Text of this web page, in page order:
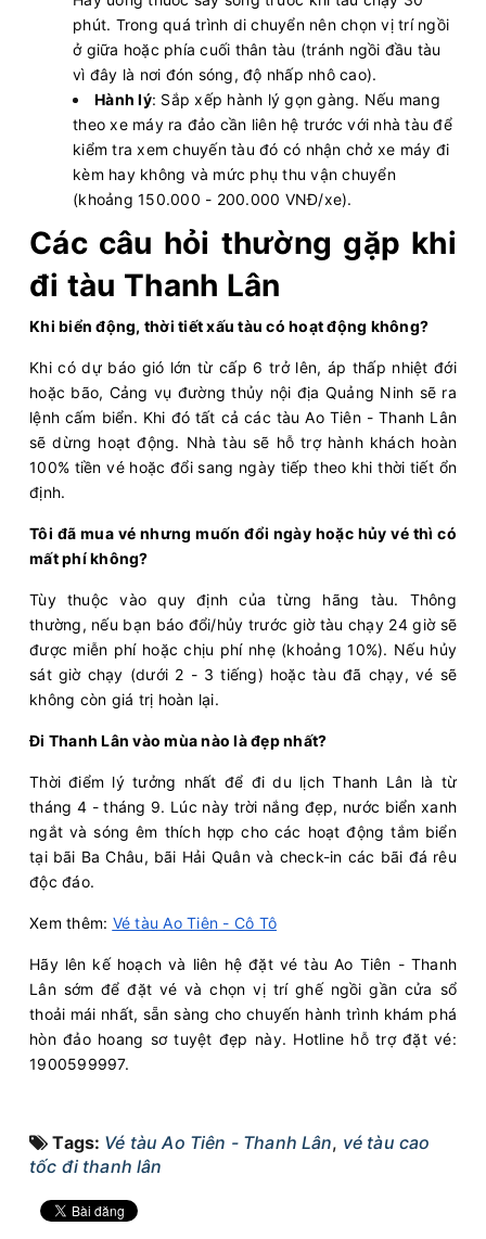
phút. Trong quá trình di chuyển nên chọn vị trí ngồi
ở giữa hoặc phía cuối thân tàu (tránh ngồi đầu tàu
vì đây là nơi đón sóng, độ nhấp nhô cao).
Hành lý: Sắp xếp hành lý gọn gàng. Nếu mang
theo xe máy ra đảo cần liên hệ trước với nhà tàu để
kiểm tra xem chuyến tàu đó có nhận chở xe máy đi
kèm hay không và mức phụ thu vận chuyển
(khoảng 150.000 - 200.000 VNĐ/xe).
Các câu hỏi thường gặp khi
đi tàu Thanh Lân
Khi biển động, thời tiết xấu tàu có hoạt động không?
Khi có dự báo gió lớn từ cấp 6 trở lên, áp thấp nhiệt đới
hoặc bão, Cảng vụ đường thủy nội địa Quảng Ninh sẽ ra
lệnh cấm biển. Khi đó tất cả các tàu Ao Tiên - Thanh Lân
sẽ dừng hoạt động. Nhà tàu sẽ hỗ trợ hành khách hoàn
100% tiền vé hoặc đổi sang ngày tiếp theo khi thời tiết ổn
định.
Tôi đã mua vé nhưng muốn đổi ngày hoặc hủy vé thì có
mất phí không?
Tùy thuộc vào quy định của từng hãng tàu. Thông
thường, nếu bạn báo đổi/hủy trước giờ tàu chạy 24 giờ sẽ
được miễn phí hoặc chịu phí nhẹ (khoảng 10%). Nếu hủy
sát giờ chạy (dưới 2 - 3 tiếng) hoặc tàu đã chạy, vé sẽ
không còn giá trị hoàn lại.
Đi Thanh Lân vào mùa nào là đẹp nhất?
Thời điểm lý tưởng nhất để đi du lịch Thanh Lân là từ
tháng 4 - tháng 9. Lúc này trời nắng đẹp, nước biển xanh
ngắt và sóng êm thích hợp cho các hoạt động tắm biển
tại bãi Ba Châu, bãi Hải Quân và check-in các bãi đá rêu
độc đáo.
Xem thêm: Vé tàu Ao Tiên - Cô Tô
Hãy lên kế hoạch và liên hệ đặt vé tàu Ao Tiên - Thanh
Lân sớm để đặt vé và chọn vị trí ghế ngồi gần cửa sổ
thoải mái nhất, sẵn sàng cho chuyến hành trình khám phá
hòn đảo hoang sơ tuyệt đẹp này. Hotline hỗ trợ đặt vé:
1900599997.
Tags: Vé tàu Ao Tiên - Thanh Lân, vé tàu cao
tốc đi thanh lân